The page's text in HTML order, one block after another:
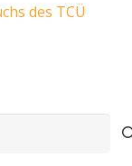
des TCÜ